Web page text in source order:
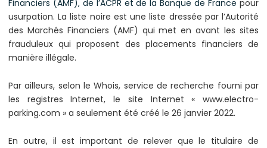
Financiers (AMF), de l’ACPR et de la Banque de France pour
usurpation. La liste noire est une liste dressée par l’Autorité
des Marchés Financiers (AMF) qui met en avant les sites
frauduleux qui proposent des placements financiers de
manière illégale.
Par ailleurs, selon le Whois, service de recherche fourni par
les registres Internet, le site Internet « www.electro-
parking.com » a seulement été créé le 26 janvier 2022.
En outre, il est important de relever que le titulaire de